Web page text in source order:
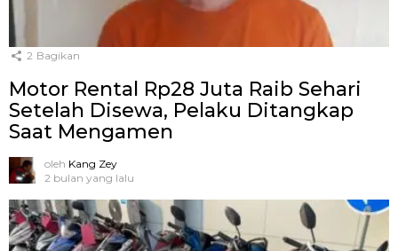
2 Bagikan
Motor Rental Rp28 Juta Raib Sehari
Setelah Disewa, Pelaku Ditangkap
Saat Mengamen
oleh Kang Zey
2 bulan yang lalu